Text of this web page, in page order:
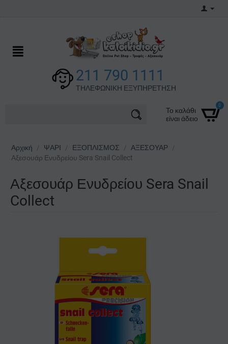
211 790 1111
ΤΗΛΕΦΩΝΙΚΗ ΕΞΥΠΗΡΕΤΗΣΗ
Το καλάθι
είναι άδειο
0
Αρχική / ΨΑΡΙ / ΕΞΟΠΛΙΣΜΟΣ / ΑΞΕΣΟΥΑΡ /
Αξεσουάρ Ενυδρείου Sera Snail Collect
Αξεσουάρ Ενυδρείου Sera Snail
Collect